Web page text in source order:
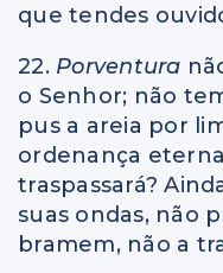
que tendes
22. Porventura
o Senhor; não
pus a areia por
ordenança
traspassará?
suas ondas, não
bramem, não a